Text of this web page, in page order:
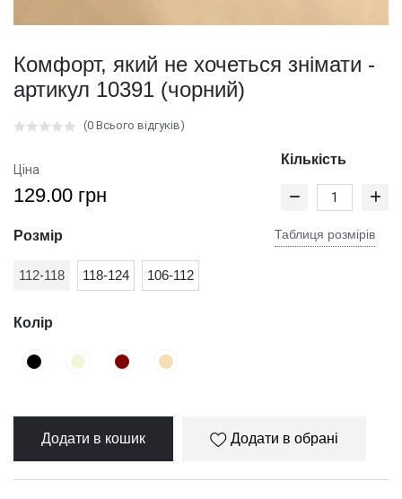
Комфорт, який не хочеться знімати -
артикул 10391 (чорний)
(0 Всього відгуків)
Ціна
129.00 грн
Кількість
Розмір Таблиця розмірів
112-118 118-124 106-112
Колір
Додати в кошик Додати в обрані